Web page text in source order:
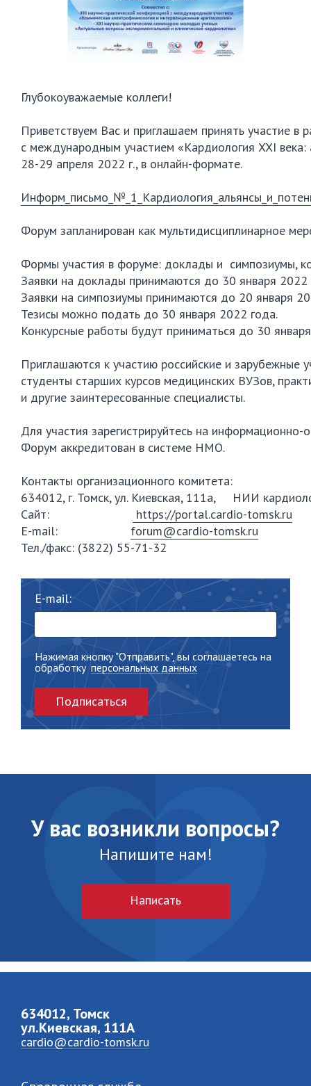
Глубокоуважаемые коллеги!
Приветствуем Вас и приглашаем принять участие в
с международным участием «Кардиология XXI
28-29 апреля 2022 г., в онлайн-формате.
Форум запланирован как мультидисциплинарное
Формы участия в форуме: доклады и  симпозиумы,
Заявки на доклады принимаются до 30 января 2022
Заявки на симпозиумы принимаются до 20 января
Тезисы можно подать до 30 января 2022 года.
Конкурсные работы будут приниматься до 30
Приглашаются к участию российские и зарубежные
студенты старших курсов медицинских ВУЗов,
и другие заинтересованные специалисты.
Для участия зарегистрируйтесь на
Форум аккредитован в системе НМО.
Контакты организационного комитета:
634012, г. Томск, ул. Киевская, 111а,     НИИ
Сайт:
https://portal.cardio-tomsk.ru
E-mail: forum@cardio-tomsk.ru
Тел./факс: (3822) 55-71-32
E-mail:
Нажимая кнопку "Отправить", вы соглашаетесь на
обработку персональных данных
Подписаться
У вас возникли вопросы?
Напишите нам!
Написать
634012, Томск
ул.Киевская, 111A
cardio@cardio-tomsk.ru